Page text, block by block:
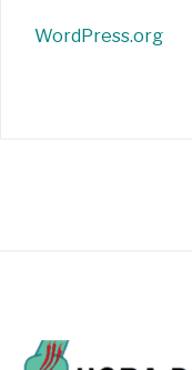
WordPress.org